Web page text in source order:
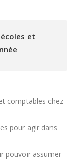
et
comptables chez
pour agir dans
pouvoir assumer